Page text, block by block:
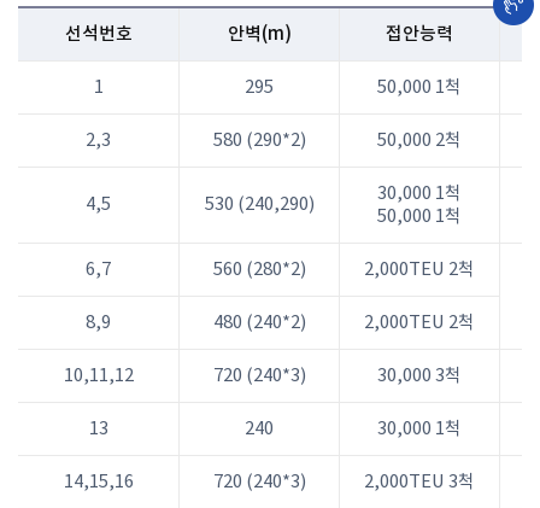
선석번호 안벽(m) 접안능력
1 295 50,000 1척
2,3 580 (290*2) 50,000 2척
4,5 530 (240,290)
30,000 1척
50,000 1척
6,7 560 (280*2) 2,000TEU 2척
8,9 480 (240*2) 2,000TEU 2척
10,11,12 720 (240*3) 30,000 3척
13 240 30,000 1척
14,15,16 720 (240*3) 2,000TEU 3척